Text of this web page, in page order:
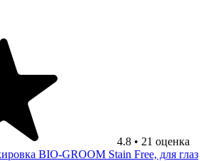
4.8 • 21 оценка
BIO-GROOM Stain Free, для глаз